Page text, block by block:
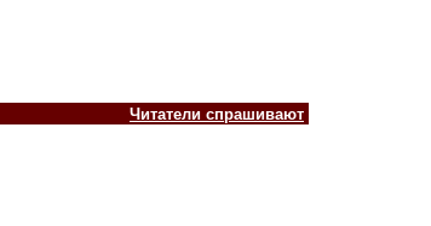
Читатели спрашивают